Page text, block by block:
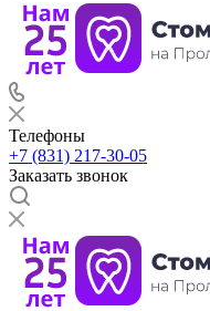
Телефоны
+7 (831) 217-30-05
Заказать звонок